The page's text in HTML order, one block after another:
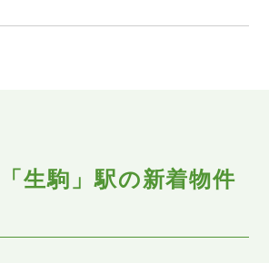
生駒」駅の新着物件